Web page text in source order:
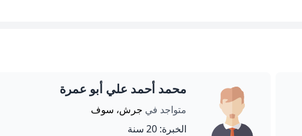
محمد أحمد علي أبو عمرة
متواجد في جرش، سوف
الخبرة: 20 سنة